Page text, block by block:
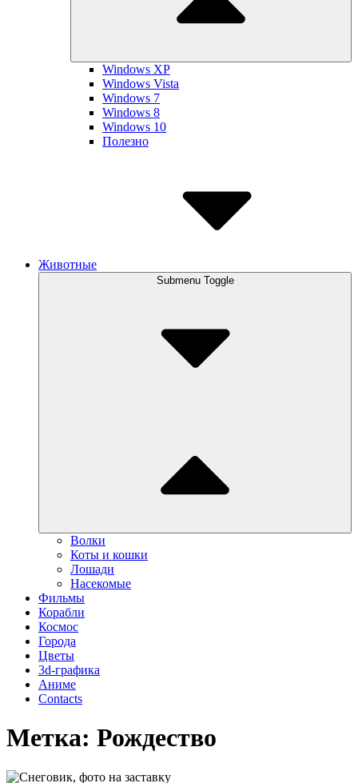
Windows XP
Windows Vista
Windows 7
Windows 8
Windows 10
Полезно
Животные
Submenu Toggle
Волки
Коты и кошки
Лошади
Насекомые
Фильмы
Корабли
Космос
Города
Цветы
3d-графика
Аниме
Contacts
Метка: Рождество